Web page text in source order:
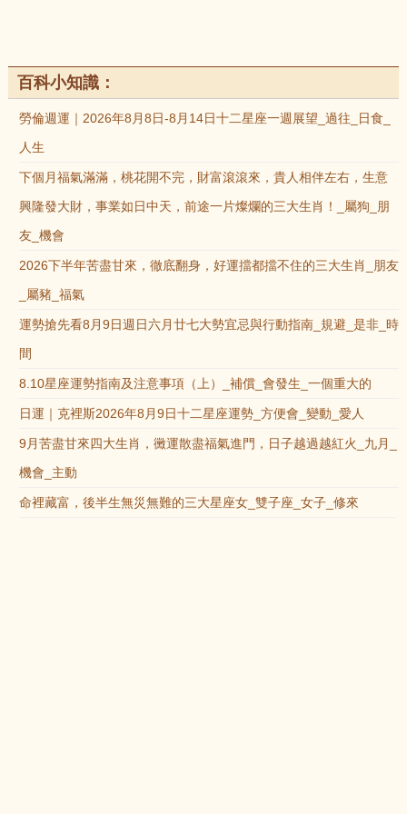
百科小知識：
勞倫週運｜2026年8月8日-8月14日十二星座一週展望_過往_日食_
人生
下個月福氣滿滿，桃花開不完，財富滾滾來，貴人相伴左右，生意
興隆發大財，事業如日中天，前途一片燦爛的三大生肖！_屬狗_朋
友_機會
2026下半年苦盡甘來，徹底翻身，好運擋都擋不住的三大生肖_朋友
_屬豬_福氣
運勢搶先看8月9日週日六月廿七大勢宜忌與行動指南_規避_是非_時
間
8.10星座運勢指南及注意事項（上）_補償_會發生_一個重大的
日運｜克裡斯2026年8月9日十二星座運勢_方便會_變動_愛人
9月苦盡甘來四大生肖，黴運散盡福氣進門，日子越過越紅火_九月_
機會_主動
命裡藏富，後半生無災無難的三大星座女_雙子座_女子_修來